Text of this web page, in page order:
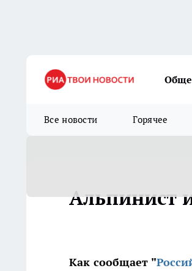
Все новости Горячее
Альпинист
Как сообщает "